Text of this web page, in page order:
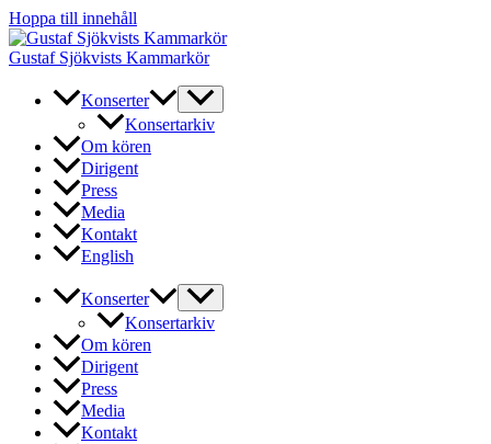
Hoppa till innehåll
Gustaf Sjökvists Kammarkör
Konserter
Konsertarkiv
Om kören
Dirigent
Press
Media
Kontakt
English
Konserter
Konsertarkiv
Om kören
Dirigent
Press
Media
Kontakt